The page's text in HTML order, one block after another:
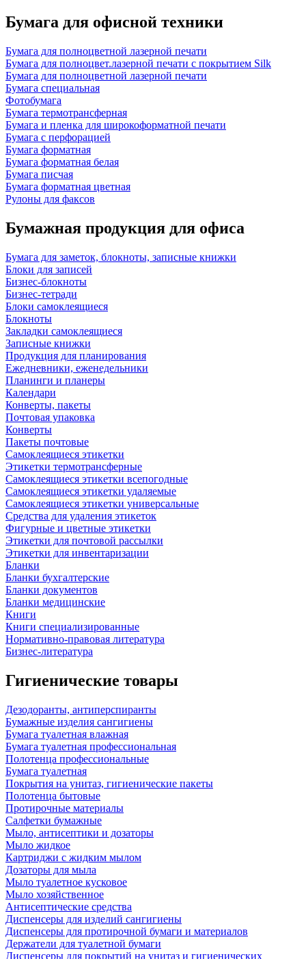
Бумага для офисной техники
Бумага для полноцветной лазерной печати
Бумага для полноцвет.лазерной печати с покрытием Silk
Бумага для полноцветной лазерной печати
Бумага специальная
Фотобумага
Бумага термотрансферная
Бумага и пленка для широкоформатной печати
Бумага с перфорацией
Бумага форматная
Бумага форматная белая
Бумага писчая
Бумага форматная цветная
Рулоны для факсов
Бумажная продукция для офиса
Бумага для заметок, блокноты, записные книжки
Блоки для записей
Бизнес-блокноты
Бизнес-тетради
Блоки самоклеящиеся
Блокноты
Закладки самоклеящиеся
Записные книжки
Продукция для планирования
Ежедневники, еженедельники
Планинги и планеры
Календари
Конверты, пакеты
Почтовая упаковка
Конверты
Пакеты почтовые
Самоклеящиеся этикетки
Этикетки термотрансферные
Самоклеящиеся этикетки всепогодные
Самоклеящиеся этикетки удаляемые
Самоклеящиеся этикетки универсальные
Средства для удаления этикеток
Фигурные и цветные этикетки
Этикетки для почтовой рассылки
Этикетки для инвентаризации
Бланки
Бланки бухгалтерские
Бланки документов
Бланки медицинские
Книги
Книги специализированные
Нормативно-правовая литература
Бизнес-литература
Гигиенические товары
Дезодоранты, антиперспиранты
Бумажные изделия сангигиены
Бумага туалетная влажная
Бумага туалетная профессиональная
Полотенца профессиональные
Бумага туалетная
Покрытия на унитаз, гигиенические пакеты
Полотенца бытовые
Протирочные материалы
Салфетки бумажные
Мыло, антисептики и дозаторы
Мыло жидкое
Картриджи с жидким мылом
Дозаторы для мыла
Мыло туалетное кусковое
Мыло хозяйственное
Антисептические средства
Диспенсеры для изделий сангигиены
Диспенсеры для протирочной бумаги и материалов
Держатели для туалетной бумаги
Диспенсеры для покрытий на унитаз и гигиенических